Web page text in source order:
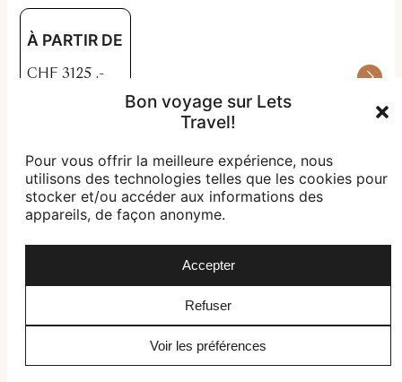
Bon voyage sur Lets
Travel!
Pour vous offrir la meilleure expérience, nous
utilisons des technologies telles que les cookies pour
stocker et/ou accéder aux informations des
appareils, de façon anonyme.
Accepter
Refuser
Voir les préférences
À PARTIR DE
CHF 3125 .-